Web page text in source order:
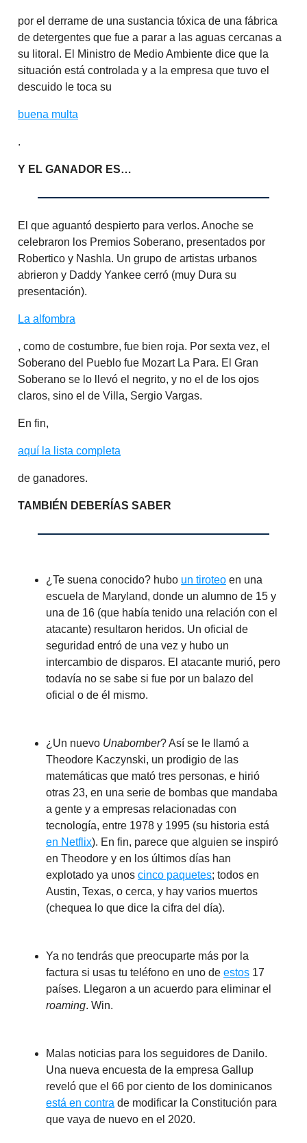
por el derrame de una sustancia tóxica de una fábrica
de detergentes que fue a parar a las aguas cercanas a
su litoral. El Ministro de Medio Ambiente dice que la
situación está controlada y a la empresa que tuvo el
descuido le toca su
buena multa
.
Y EL GANADOR ES…
El que aguantó despierto para verlos. Anoche se
celebraron los Premios Soberano, presentados por
Robertico y Nashla. Un grupo de artistas urbanos
abrieron y Daddy Yankee cerró (muy Dura su
presentación).
La alfombra
, como de costumbre, fue bien roja. Por sexta vez, el
Soberano del Pueblo fue Mozart La Para. El Gran
Soberano se lo llevó el negrito, y no el de los ojos
claros, sino el de Villa, Sergio Vargas.
En fin,
aquí la lista completa
de ganadores.
TAMBIÉN DEBERÍAS SABER
¿Te suena conocido? hubo un tiroteo en una
escuela de Maryland, donde un alumno de 15 y
una de 16 (que había tenido una relación con el
atacante) resultaron heridos. Un oficial de
seguridad entró de una vez y hubo un
intercambio de disparos. El atacante murió, pero
todavía no se sabe si fue por un balazo del
oficial o de él mismo.
¿Un nuevo Unabomber? Así se le llamó a
Theodore Kaczynski, un prodigio de las
matemáticas que mató tres personas, e hirió
otras 23, en una serie de bombas que mandaba
a gente y a empresas relacionadas con
tecnología, entre 1978 y 1995 (su historia está
en Netflix). En fin, parece que alguien se inspiró
en Theodore y en los últimos días han
explotado ya unos cinco paquetes; todos en
Austin, Texas, o cerca, y hay varios muertos
(chequea lo que dice la cifra del día).
Ya no tendrás que preocuparte más por la
factura si usas tu teléfono en uno de estos 17
países. Llegaron a un acuerdo para eliminar el
roaming. Win.
Malas noticias para los seguidores de Danilo.
Una nueva encuesta de la empresa Gallup
reveló que el 66 por ciento de los dominicanos
está en contra de modificar la Constitución para
que vaya de nuevo en el 2020.